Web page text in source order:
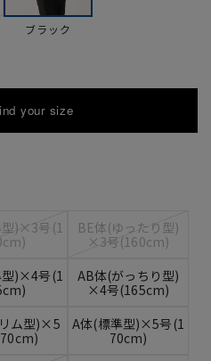
ブラック
your size
型)×3号(1
BE体(ゆったり型)
×3号(160cm)
)×4号(1
AB体(がっちり型)
×4号(165cm)
ム型)×5
A体(標準型)×5号(1
70cm)